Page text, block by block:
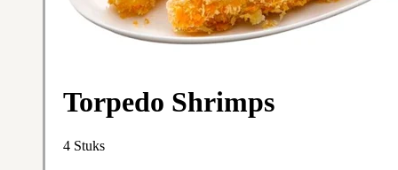
Torpedo Shrimps
4 Stuks